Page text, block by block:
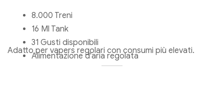
8.000 Treni
16 Ml Tank
31 Gusti disponibili
Alimentazione d'aria regolata
Adatto per vapers regolari con consumi più elevati.